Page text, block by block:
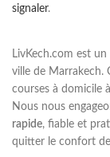
signaler.
LivKech.com est un
ville de Marrakech.
courses à domicile
Nous nous
rapide, fiable et
quitter le confort